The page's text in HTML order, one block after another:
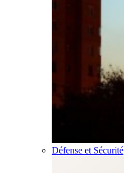
Défense et Sécurité